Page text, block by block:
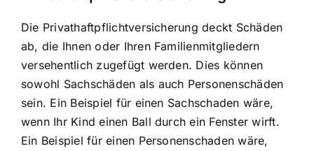
Die Privathaftpflichtversicherung deckt Schäden
ab, die Ihnen oder Ihren Familienmitgliedern
versehentlich zugefügt werden. Dies können
sowohl Sachschäden als auch Personenschäden
sein. Ein Beispiel für einen Sachschaden wäre,
wenn Ihr Kind einen Ball durch ein Fenster wirft.
Ein Beispiel für einen Personenschaden wäre,